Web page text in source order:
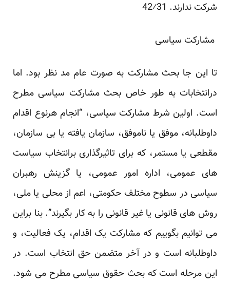
‏شرکت ندارند.
42⁄31
تا این جا بحث مشارکت به صورت عام مد نظر بود. اما
درانتخابات به طور خاص بحث مشارکت سیاسی ‏مطرح
است. اولین شرط مشارکت سیاسی، “انجام هرنوع اقدام
داوطلبانه، موفق یا ناموفق، سازمان یافته یا بی ‏سازمان،
مقطعی یا مستمر، که برای تاثیرگذاری برانتخاب سیاست
های عمومی، اداره امور عمومی، یا ‏گزینش رهبران
سیاسی در سطوح مختلف حکومتی، اعم از محلی یا ملی،
روش های قانونی یا غیر قانونی را ‏به کار بگیرند”. بنا براین
می توانیم بگوییم که مشارکت یک اقدام، یک فعالیت، و
داوطلبانه است و در آخر ‏متضمن حق انتخاب است. در
این مرحله است که بحث حقوق سیاسی مطرح می شود.